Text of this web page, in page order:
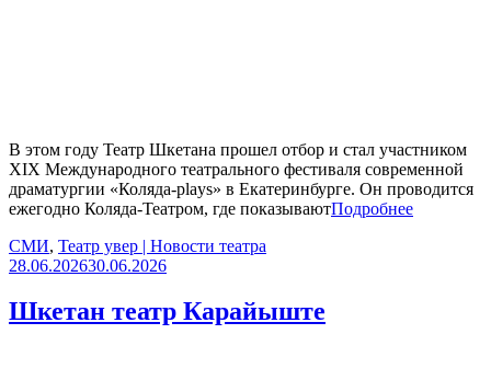
В этом году Театр Шкетана прошел отбор и стал участником
XIX Международного театрального фестиваля современной
драматургии «Коляда-plays» в Екатеринбурге. Он проводится
ежегодно Коляда-Театром, где показываютПодробнее
СМИ, Театр увер | Новости театра
28.06.202630.06.2026
Шкетан театр Карайыште